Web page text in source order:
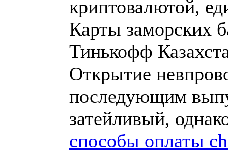
криптовалютой,
Карты заморских
Тинькофф
Открытие
последующим
затейливый,
способы оплаты